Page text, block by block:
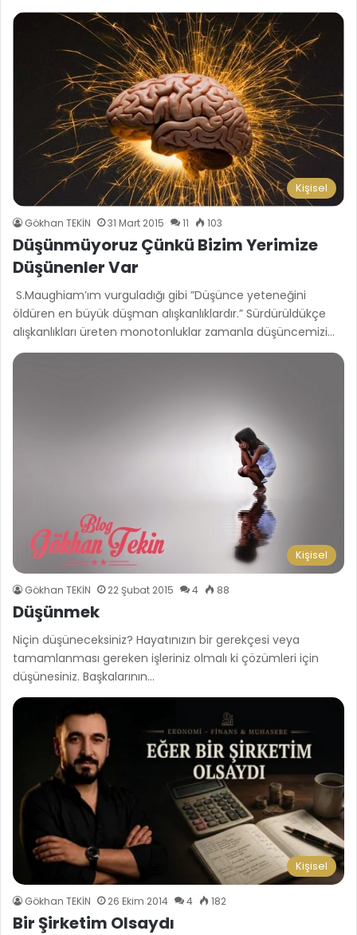
Kişisel
Gökhan TEKİN 31 Mart 2015 11 103
Düşünmüyoruz Çünkü Bizim Yerimize
Düşünenler Var
S.Maughiam’ım vurguladığı gibi ”Düşünce yeteneğini
öldüren en büyük düşman alışkanlıklardır.” Sürdürüldükçe
alışkanlıkları üreten monotonluklar zamanla düşüncemizi…
Kişisel
Gökhan TEKİN 22 Şubat 2015 4 88
Düşünmek
Niçin düşüneceksiniz? Hayatınızın bir gerekçesi veya
tamamlanması gereken işleriniz olmalı ki çözümleri için
düşünesiniz. Başkalarının…
Kişisel
Gökhan TEKİN 26 Ekim 2014 4 182
Bir Şirketim Olsaydı